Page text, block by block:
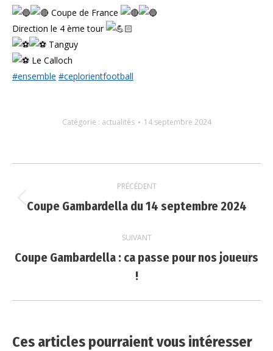
Coupe de France
Direction le 4 ème tour
Tanguy
Le Calloch
#ensemble #ceplorientfootball
Catégorie : actualités 14 septembre 2024
article
PRÉCÉDENT
Article
:
Coupe Gambardella du 14 septembre 2024
SUIVANT
Article
suivant
Coupe Gambardella : ca passe pour nos joueurs
!
Ces articles pourraient vous intéresser